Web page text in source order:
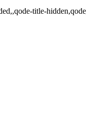
title-